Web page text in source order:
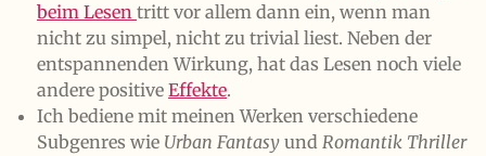
beim Lesen tritt vor allem dann ein, wenn man
nicht zu simpel, nicht zu trivial liest. Neben der
entspannenden Wirkung, hat das Lesen noch viele
andere positive Effekte.
Ich bediene mit meinen Werken verschiedene
Subgenres wie Urban Fantasy und Romantik Thriller